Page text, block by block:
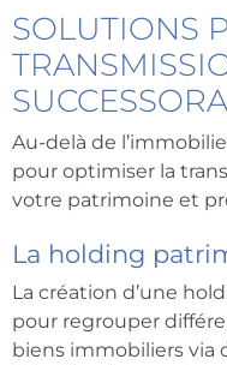
SOLUTIONS
Au-delà de
pour optimiser la
votre patrimoine et
La holding
La création d’une
pour regrouper
biens immobiliers via